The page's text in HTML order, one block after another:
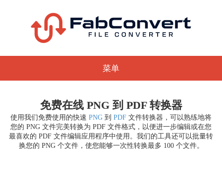
菜单
免费在线 PNG 到 PDF 转换器
使用我们免费使用的快速 PNG 到 PDF 文件转换器，可以熟练地将
您的 PNG 文件完美转换为 PDF 文件格式，以便进一步编辑或在您
最喜欢的 PDF 文件编辑应用程序中使用。我们的工具还可以批量转
换您的 PNG 个文件，使您能够一次性转换最多 100 个文件。